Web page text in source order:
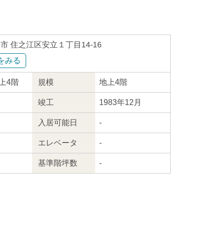
住之江区安立１丁目14-16
みる
4階 規模 地上4階
竣工 1983年12月
入居可能日 -
エレベータ -
基準階坪数 -